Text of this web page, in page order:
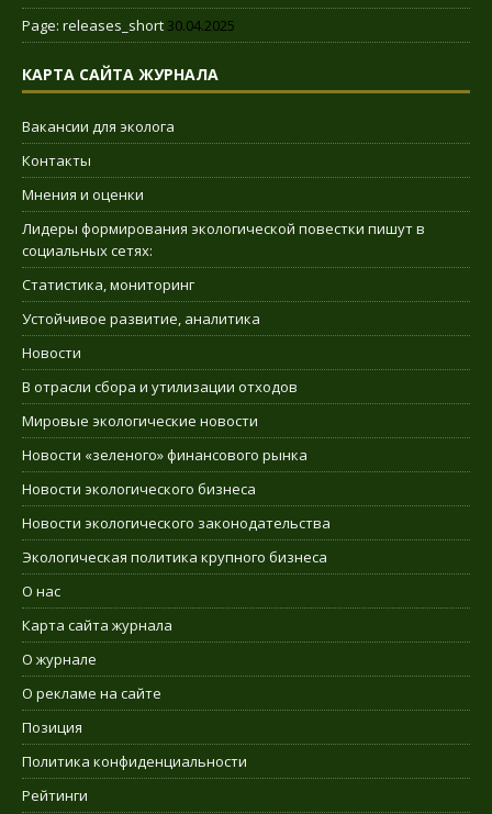
Page: releases_short 30.04.2025
КАРТА САЙТА ЖУРНАЛА
Вакансии для эколога
Контакты
Мнения и оценки
Лидеры формирования экологической повестки пишут в
социальных сетях:
Статистика, мониторинг
Устойчивое развитие, аналитика
Новости
В отрасли сбора и утилизации отходов
Мировые экологические новости
Новости «зеленого» финансового рынка
Новости экологического бизнеса
Новости экологического законодательства
Экологическая политика крупного бизнеса
О нас
Карта сайта журнала
О журнале
О рекламе на сайте
Позиция
Политика конфиденциальности
Рейтинги